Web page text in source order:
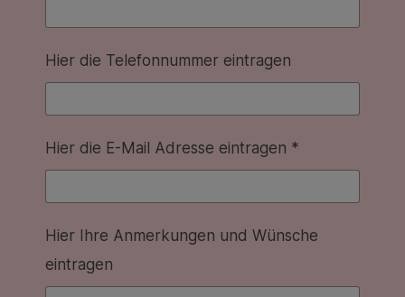
Hier die Telefonnummer eintragen
Hier die E-Mail Adresse eintragen *
Hier Ihre Anmerkungen und Wünsche
eintragen